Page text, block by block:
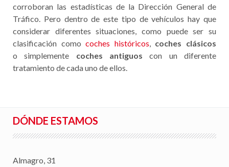
corroboran las estadísticas de la Dirección General de
Tráfico. Pero dentro de este tipo de vehículos hay que
considerar diferentes situaciones, como puede ser su
clasificación comocoches históricos, coches clásicos
o simplemente coches antiguos con un diferente
tratamiento de cada uno de ellos.
DÓNDE ESTAMOS
Almagro, 31